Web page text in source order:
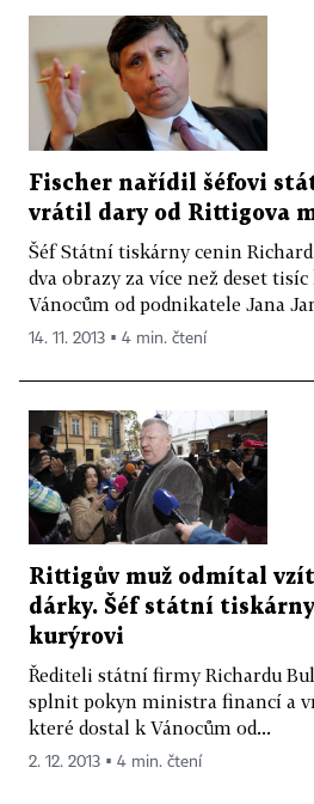
Fischer nařídil šéfovi
vrátil dary od Rittigova
Šéf Státní tiskárny cenin
dva obrazy za více než deset
Vánocům od podnikatele Jana
14. 11. 2013 ▪ 4 min. čtení
Rittigův muž odmítal
dárky. Šéf státní
kurýrovi
Řediteli státní firmy Richardu
splnit pokyn ministra financí a
které dostal k Vánocům od...
2. 12. 2013 ▪ 4 min. čtení